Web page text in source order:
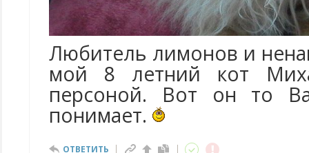
Любитель лимонов и
мой 8 летний кот
персоной. Вот он то
понимает.
ОТВЕТИТЬ